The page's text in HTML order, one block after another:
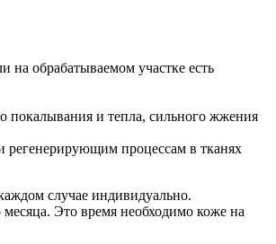
на обрабатываемом участке есть
покалывания и тепла, сильного жжения
регенерирующим процессам в тканях
случае индивидуально.
Это время необходимо коже на